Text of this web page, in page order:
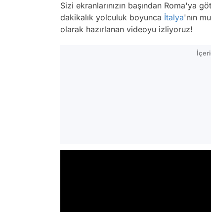
Sizi ekranlarınızın başından Roma'ya
dakikalık yolculuk boyunca İtalya'nın
olarak hazırlanan videoyu izliyoruz!